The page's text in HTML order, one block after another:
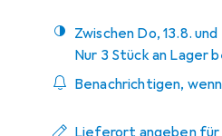
Zwischen Do, 13.8.
Nur 3 Stück an Lager
Benachrichtigen,
Lieferort angeben